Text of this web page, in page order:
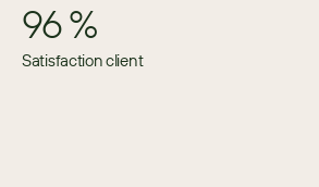
96 %
Satisfaction client